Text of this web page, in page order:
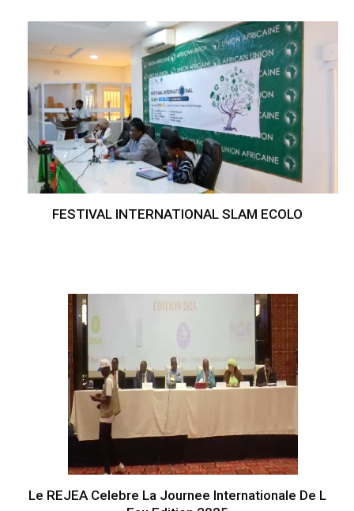
FESTIVAL INTERNATIONAL SLAM ECOLO
Le REJEA Celebre La Journee Internationale De L